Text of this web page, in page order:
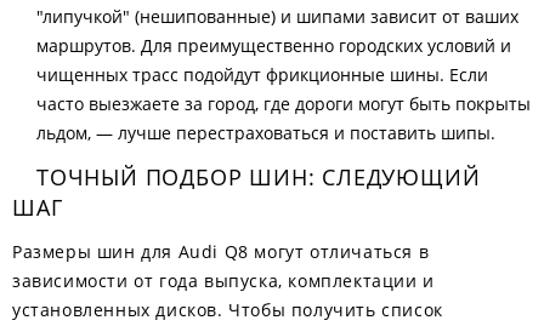
"липучкой" (нешипованные) и шипами зависит от ваших
маршрутов. Для преимущественно городских условий и
чищенных трасс подойдут фрикционные шины. Если
часто выезжаете за город, где дороги могут быть покрыты
льдом, — лучше перестраховаться и поставить шипы.
ТОЧНЫЙ ПОДБОР ШИН: СЛЕДУЮЩИЙ
ШАГ
Размеры шин для Audi Q8 могут отличаться в
зависимости от года выпуска, комплектации и
установленных дисков. Чтобы получить список